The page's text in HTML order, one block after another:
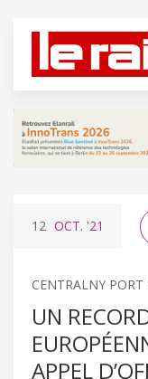
12 OCT. '21
CENTRALNY
UN
APPEL